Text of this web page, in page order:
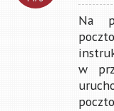
Na
w